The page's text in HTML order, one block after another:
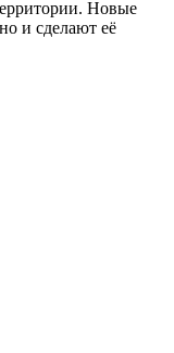
Новые
и сделают её